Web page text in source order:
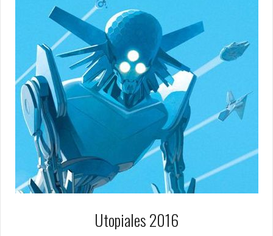
Utopiales 2016